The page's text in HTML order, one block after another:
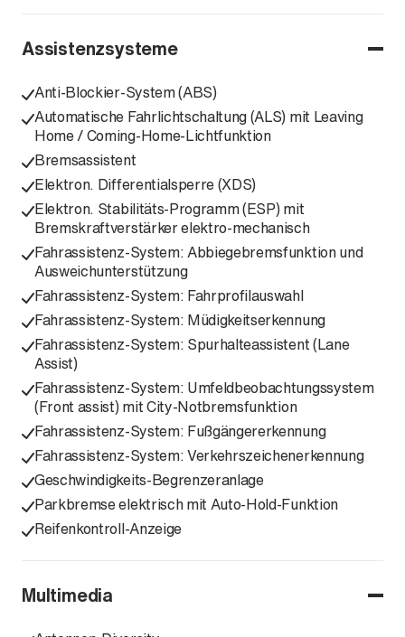
Assistenzsysteme
Anti-Blockier-System (ABS)
Automatische Fahrlichtschaltung (ALS) mit Leaving
Home / Coming-Home-Lichtfunktion
Bremsassistent
Elektron. Differentialsperre (XDS)
Elektron. Stabilitäts-Programm (ESP) mit
Bremskraftverstärker elektro-mechanisch
Fahrassistenz-System: Abbiegebremsfunktion und
Ausweichunterstützung
Fahrassistenz-System: Fahrprofilauswahl
Fahrassistenz-System: Müdigkeitserkennung
Fahrassistenz-System: Spurhalteassistent (Lane
Assist)
Fahrassistenz-System: Umfeldbeobachtungssystem
(Front assist) mit City-Notbremsfunktion
Fahrassistenz-System: Fußgängererkennung
Fahrassistenz-System: Verkehrszeichenerkennung
Geschwindigkeits-Begrenzeranlage
Parkbremse elektrisch mit Auto-Hold-Funktion
Reifenkontroll-Anzeige
Multimedia